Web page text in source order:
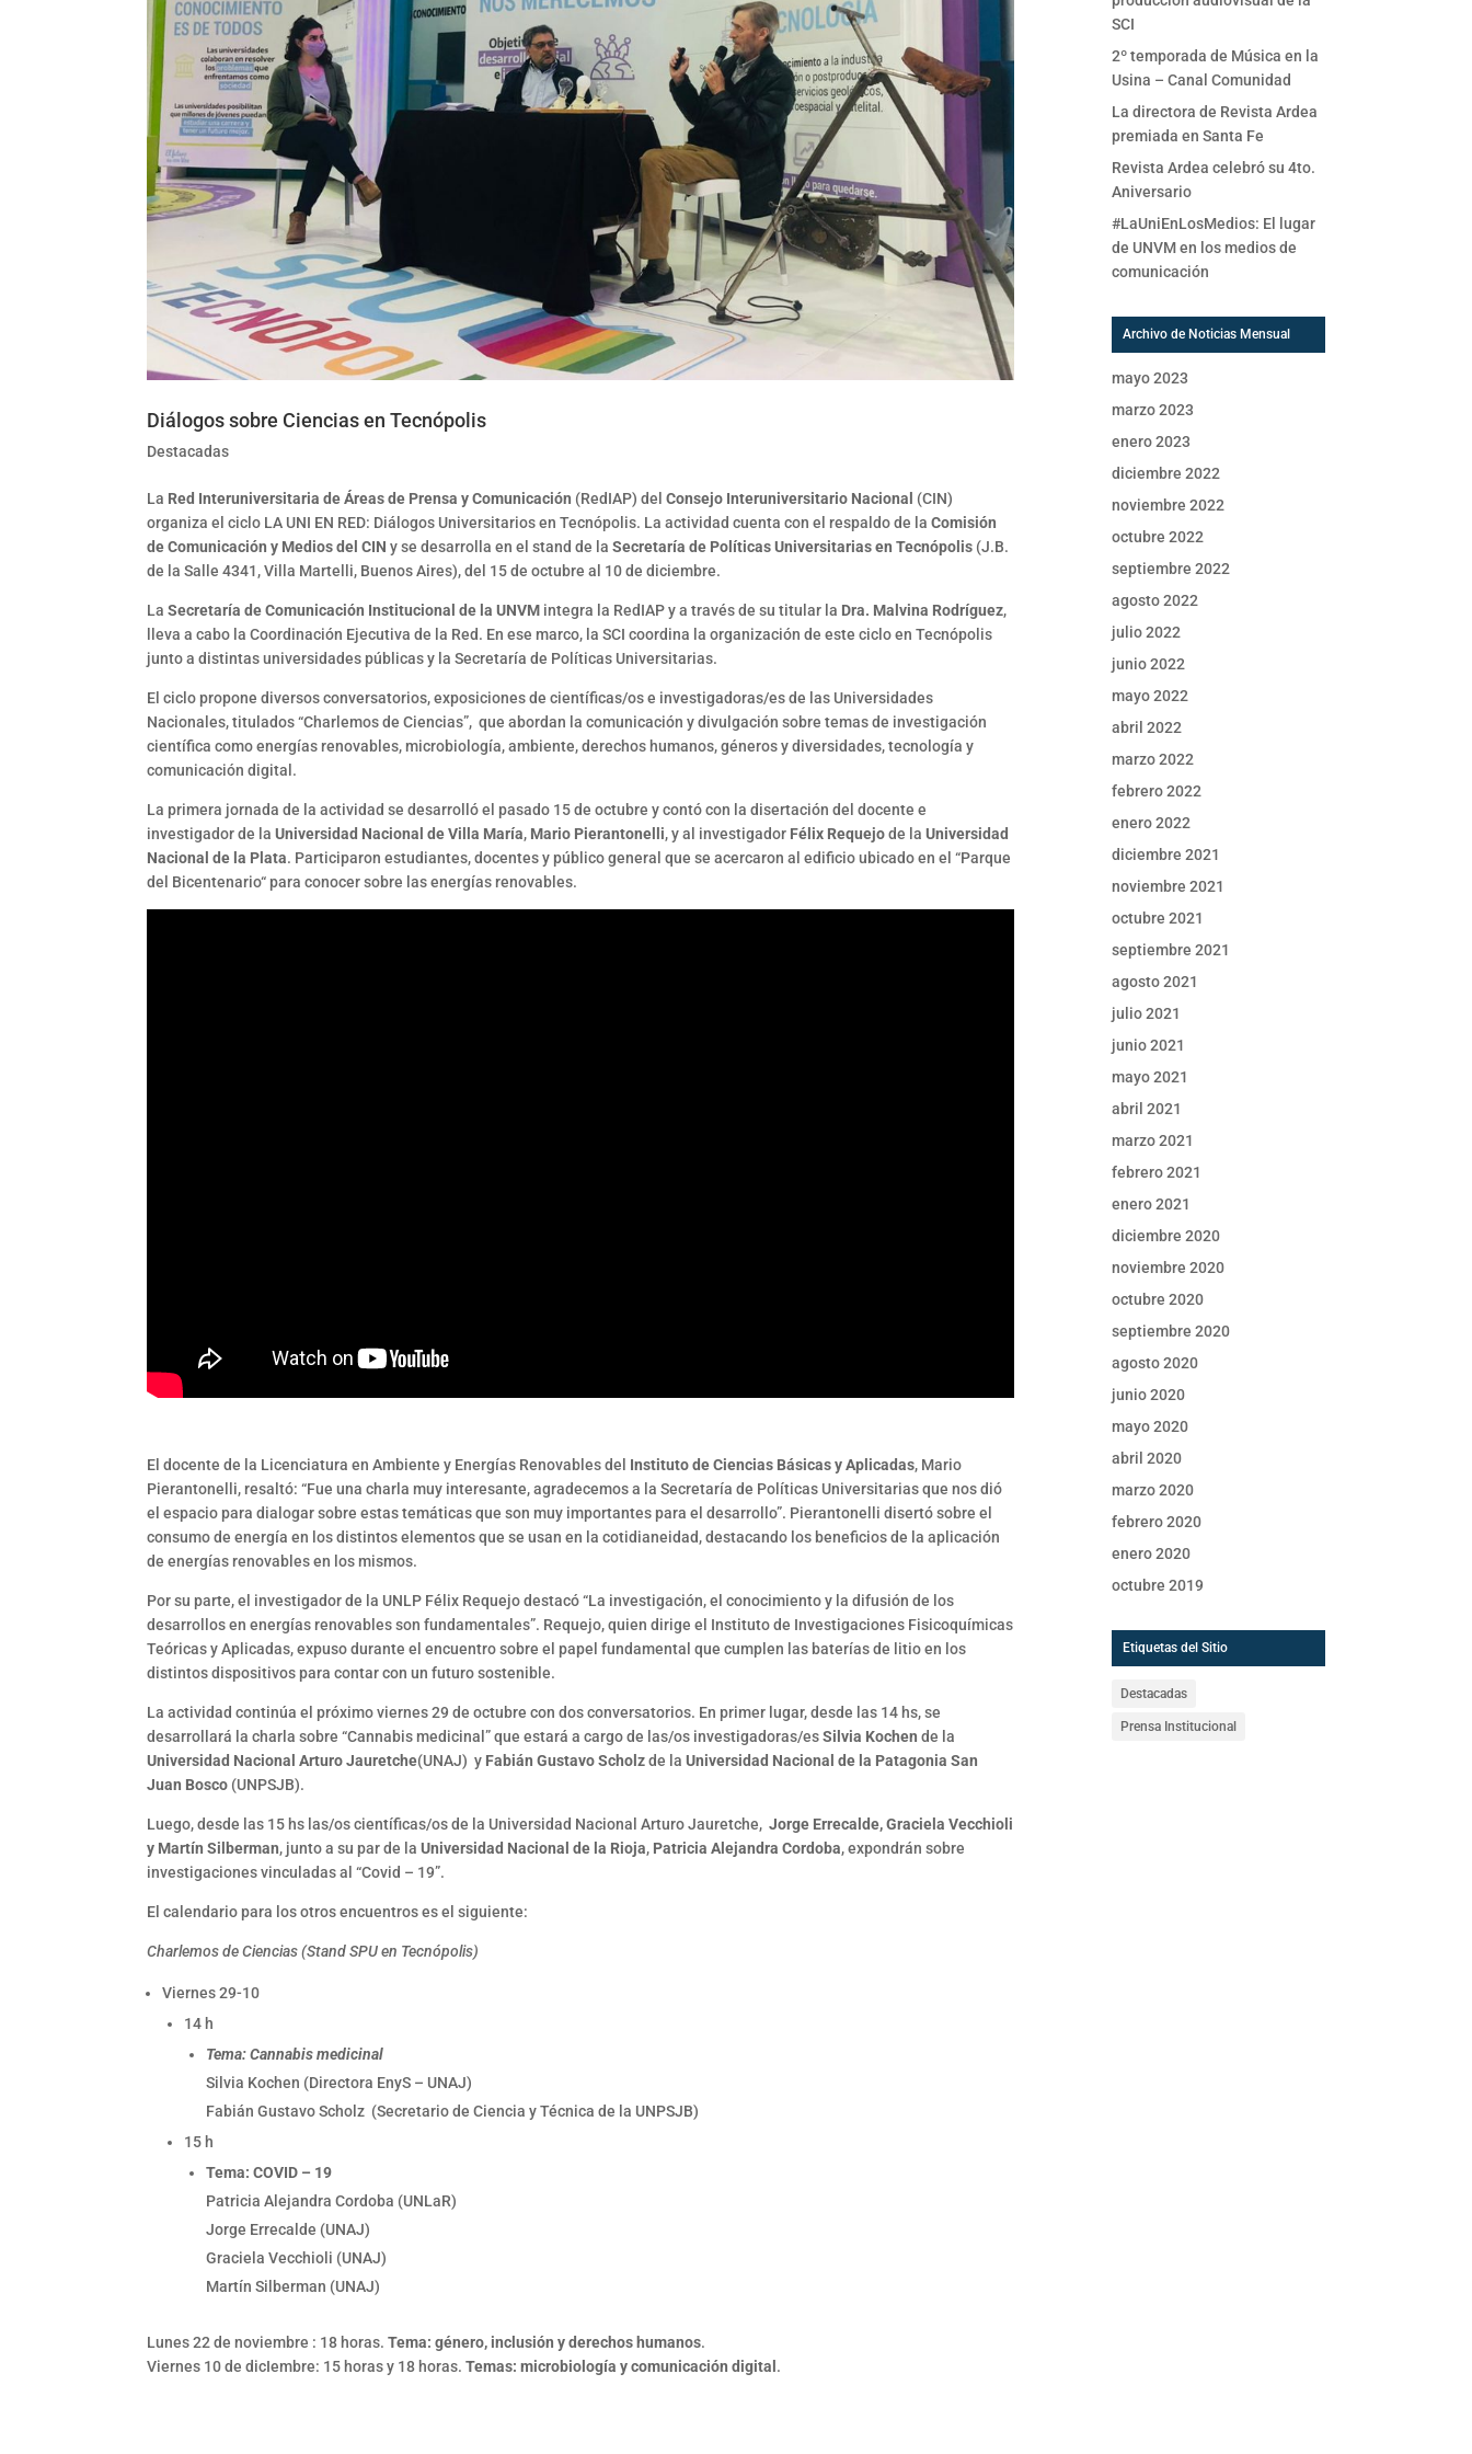
Diálogos sobre Ciencias en Tecnópolis
Destacadas
La Red Interuniversitaria de Áreas de Prensa y Comunicación (RedIAP) delConsejo Interuniversitario Nacional (CIN)
organiza el ciclo LA UNI EN RED: Diálogos Universitarios en Tecnópolis. La actividad cuenta con el respaldo de laComisión
de Comunicación y Medios del CIN y se desarrolla en el stand de laSecretaría de Políticas Universitarias en Tecnópolis (J.B.
de la Salle 4341, Villa Martelli, Buenos Aires), del 15 de octubre al 10 de diciembre.
La Secretaría de Comunicación Institucional de la UNVM integra la RedIAP y a través de su titular la Dra. Malvina Rodríguez,
lleva a cabo la Coordinación Ejecutiva de la Red. En ese marco, la SCI coordina la organización de este ciclo en Tecnópolis
junto a distintas universidades públicas y la Secretaría de Políticas Universitarias.
El ciclo propone diversos conversatorios, exposiciones de científicas/os e investigadoras/es de las Universidades
Nacionales, titulados “Charlemos de Ciencias”, que abordan la comunicación y divulgación sobre temas de investigación
científica como energías renovables, microbiología, ambiente, derechos humanos, géneros y diversidades, tecnología y
comunicación digital.
La primera jornada de la actividad se desarrolló el pasado 15 de octubre y contó con la disertación del docente e
investigador de laUniversidad Nacional de Villa María, Mario Pierantonelli, y al investigador Félix Requejode laUniversidad
Nacional de la Plata. Participaron estudiantes, docentes y público general que se acercaron al edificio ubicado en el “Parque
del Bicentenario“ para conocer sobre las energías renovables.
El docente de la Licenciatura en Ambiente y Energías Renovables del Instituto de Ciencias Básicas y Aplicadas, Mario
Pierantonelli, resaltó: “Fue una charla muy interesante, agradecemos a la Secretaría de Políticas Universitarias que nos dió
el espacio para dialogar sobre estas temáticas que son muy importantes para el desarrollo”. Pierantonelli disertó sobre el
consumo de energía en los distintos elementos que se usan en la cotidianeidad, destacando los beneficios de la aplicación
de energías renovables en los mismos.
Por su parte, el investigador de la UNLP Félix Requejo destacó “La investigación, el conocimiento y la difusión de los
desarrollos en energías renovables son fundamentales”. Requejo, quien dirige el Instituto de Investigaciones Fisicoquímicas
Teóricas y Aplicadas, expuso durante el encuentro sobre el papel fundamental que cumplen las baterías de litio en los
distintos dispositivos para contar con un futuro sostenible.
La actividad continúa el próximo viernes 29 de octubre con dos conversatorios. En primer lugar, desde las 14 hs, se
desarrollará la charla sobre “Cannabis medicinal” que estará a cargo de las/os investigadoras/esSilvia Kochen de la
Universidad Nacional Arturo Jauretche(UNAJ) y Fabián Gustavo Scholzde laUniversidad Nacional de la Patagonia San
Juan Bosco (UNPSJB).
Luego, desde las 15 hs las/os científicas/os de la Universidad Nacional Arturo Jauretche,Jorge Errecalde, Graciela Vecchioli
y Martín Silberman, junto a su par de la Universidad Nacional de la Rioja, Patricia Alejandra Cordoba, expondrán sobre
investigaciones vinculadas al “Covid – 19”.
El calendario para los otros encuentros es el siguiente:
Charlemos de Ciencias (Stand SPU en Tecnópolis)
Viernes 29-10
14 h
Tema: Cannabis medicinal
Silvia Kochen (Directora EnyS – UNAJ)
Fabián Gustavo Scholz (Secretario de Ciencia y Técnica de la UNPSJB)
15 h
Tema: COVID – 19
Patricia Alejandra Cordoba (UNLaR)
Jorge Errecalde (UNAJ)
Graciela Vecchioli (UNAJ)
Martín Silberman (UNAJ)
Lunes 22 de noviembre : 18 horas.Tema: género, inclusión y derechos humanos.
Viernes 10 de dicIembre: 15 horas y 18 horas.Temas: microbiología y comunicación digital .
SCI
2º temporada de Música en la
Usina – Canal Comunidad
La directora de Revista Ardea
premiada en Santa Fe
Revista Ardea celebró su 4to.
Aniversario
#LaUniEnLosMedios: El lugar
de UNVM en los medios de
comunicación
Archivo de Noticias Mensual
mayo 2023
marzo 2023
enero 2023
diciembre 2022
noviembre 2022
octubre 2022
septiembre 2022
agosto 2022
julio 2022
junio 2022
mayo 2022
abril 2022
marzo 2022
febrero 2022
enero 2022
diciembre 2021
noviembre 2021
octubre 2021
septiembre 2021
agosto 2021
julio 2021
junio 2021
mayo 2021
abril 2021
marzo 2021
febrero 2021
enero 2021
diciembre 2020
noviembre 2020
octubre 2020
septiembre 2020
agosto 2020
junio 2020
mayo 2020
abril 2020
marzo 2020
febrero 2020
enero 2020
octubre 2019
Etiquetas del Sitio
Destacadas
Prensa Institucional